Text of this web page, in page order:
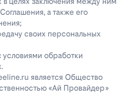
а также его
своих персональных
условиями обработки
является Общество
«Ай Провайдер»